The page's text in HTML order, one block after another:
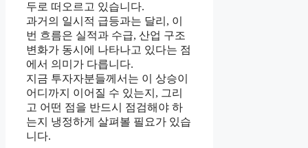
두로 떠오르고 있습니다.
과거의 일시적 급등과는 달리, 이
번 흐름은 실적과 수급, 산업 구조
변화가 동시에 나타나고 있다는 점
에서 의미가 다릅니다.
지금 투자자분들께서는 이 상승이
어디까지 이어질 수 있는지, 그리
고 어떤 점을 반드시 점검해야 하
는지 냉정하게 살펴볼 필요가 있습
니다.